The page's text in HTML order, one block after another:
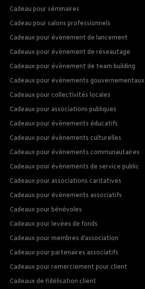
Cadeau pour séminaires
Cadeau pour salons professionnels
Cadeaux pour évènement de lancement
Cadeaux pour évènement de réseautage
Cadeaux pour évènement de team building
Cadeaux pour évènements gouvernementaux
Cadeaux pour collectivités locales
Cadeaux pour associations publiques
Cadeaux pour évènements éducatifs
Cadeaux pour évènements culturelles
Cadeaux pour évènements communautaires
Cadeaux pour évènements de service public
Cadeaux pour associations caritatives
Cadeaux pour évènements associatifs
Cadeaux pour bénévoles
Cadeaux pour levées de fonds
Cadeaux pour membres d’association
Cadeaux pour partenaires associatifs
Cadeaux pour remerciement pour client
Cadeaux de fidélisation client